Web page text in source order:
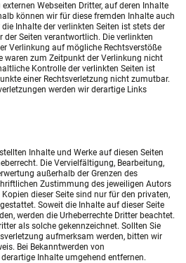
Webseiten Dritter, auf deren Inhalte
können wir für diese fremden Inhalte auch
Inhalte der verlinkten Seiten ist stets der
der Seiten verantwortlich. Die verlinkten
Verlinkung auf mögliche Rechtsverstöße
waren zum Zeitpunkt der Verlinkung nicht
Kontrolle der verlinkten Seiten ist
einer Rechtsverletzung nicht zumutbar.
werden wir derartige Links
Inhalte und Werke auf diesen Seiten
Die Vervielfältigung, Bearbeitung,
außerhalb der Grenzen des
Zustimmung des jeweiligen Autors
dieser Seite sind nur für den privaten,
Soweit die Inhalte auf dieser Seite
werden die Urheberrechte Dritter beachtet.
als solche gekennzeichnet. Sollten Sie
aufmerksam werden, bitten wir
Bei Bekanntwerden von
Inhalte umgehend entfernen.